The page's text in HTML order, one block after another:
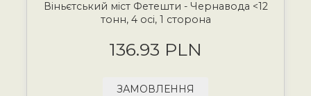
Віньєтський міст Фетешти - Чернавода <12
тонн, 4 осі, 1 сторона
136.93 PLN
ЗАМОВЛЕННЯ